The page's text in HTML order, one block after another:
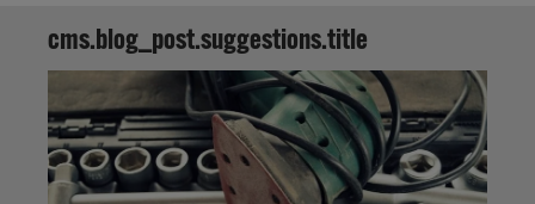
cms.blog_post.suggestions.title